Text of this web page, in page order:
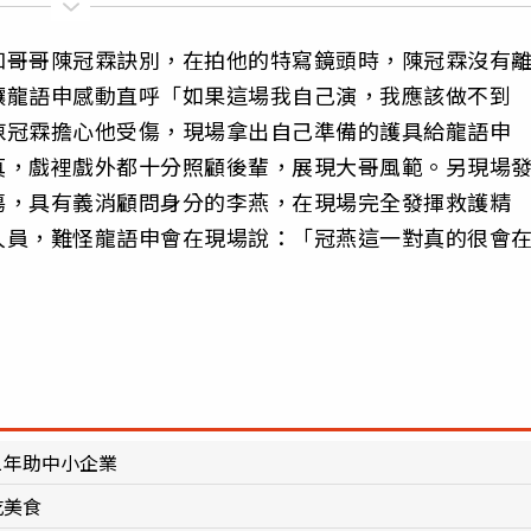
哥陳冠霖訣別，在拍他的特寫鏡頭時，陳冠霖沒有離
語申感動直呼「如果這場我自己演，我應該做不到
霖擔心他受傷，現場拿出自己準備的護具給龍語申
戲裡戲外都十分照顧後輩，展現大哥風範。另現場發
具有義消顧問身分的李燕，在現場完全發揮救護精
，難怪龍語申會在現場說：「冠燕這一對真的很會在
助中小企業
食